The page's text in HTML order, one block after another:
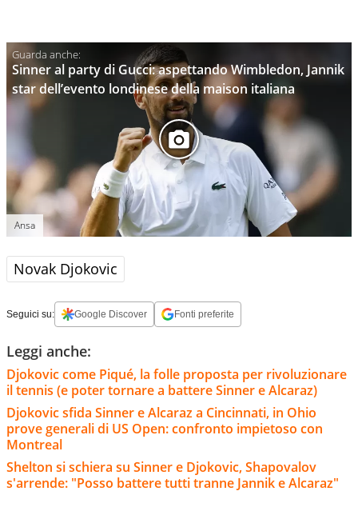
Sinner al party di Gucci: aspettando Wimbledon, Jannik
star dell’evento londinese della maison italiana
Ansa
Novak Djokovic
Seguici su: Google Discover Fonti preferite
Leggi anche:
Djokovic come Piqué, la folle proposta per rivoluzionare
il tennis (e poter tornare a battere Sinner e Alcaraz)
Djokovic sfida Sinner e Alcaraz a Cincinnati, in Ohio
prove generali di US Open: confronto impietoso con
Montreal
Shelton si schiera su Sinner e Djokovic, Shapovalov
s'arrende: "Posso battere tutti tranne Jannik e Alcaraz"